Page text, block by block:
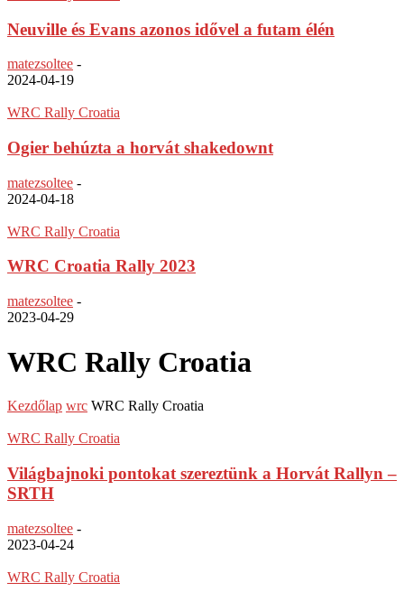
Neuville és Evans azonos idővel a futam élén
matezsoltee -
2024-04-19
WRC Rally Croatia
Ogier behúzta a horvát shakedownt
matezsoltee -
2024-04-18
WRC Rally Croatia
WRC Croatia Rally 2023
matezsoltee -
2023-04-29
WRC Rally Croatia
Kezdőlap wrc WRC Rally Croatia
WRC Rally Croatia
Világbajnoki pontokat szereztünk a Horvát Rallyn –
SRTH
matezsoltee -
2023-04-24
WRC Rally Croatia